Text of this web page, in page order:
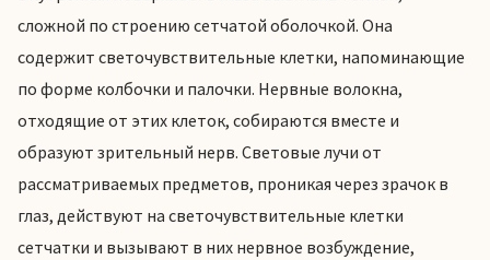
сложной по строению сетчатой оболочкой. Она
содержит светочувствительные клетки, напоминающие
по форме колбочки и палочки. Нервные волокна,
отходящие от этих клеток, собираются вместе и
образуют зрительный нерв. Световые лучи от
рассматриваемых предметов, проникая через зрачок в
глаз, действуют на светочувствительные клетки
сетчатки и вызывают в них нервное возбуждение,